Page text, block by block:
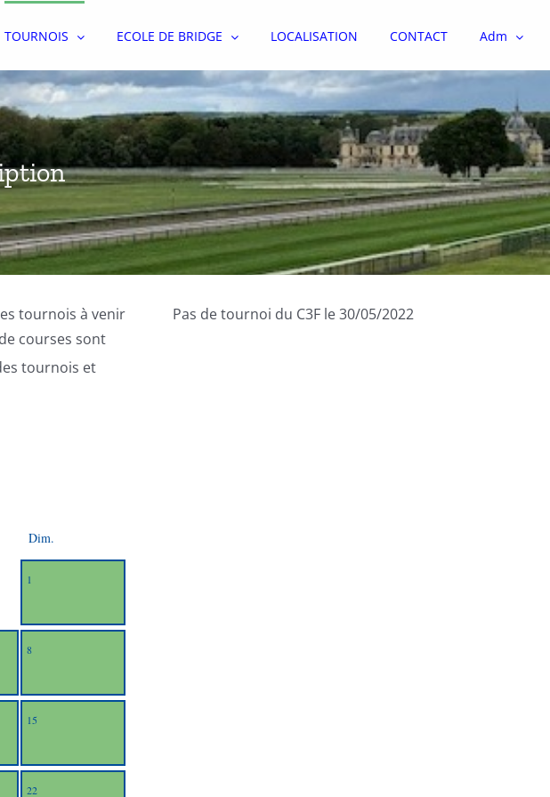
TOURNOIS ECOLE DE BRIDGE LOCALISATION CONTACT Adm
tournois à venir
courses sont
tournois et
Dim.
1
8
15
22
Pas de tournoi du C3F le 30/05/2022